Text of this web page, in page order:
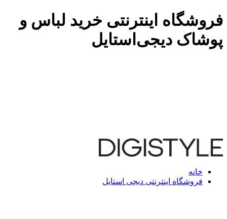
فروشگاه اینترنتی خرید لباس و
پوشاک دیجی‌استایل
خانه
فروشگاه اینترنتی دیجی استایل